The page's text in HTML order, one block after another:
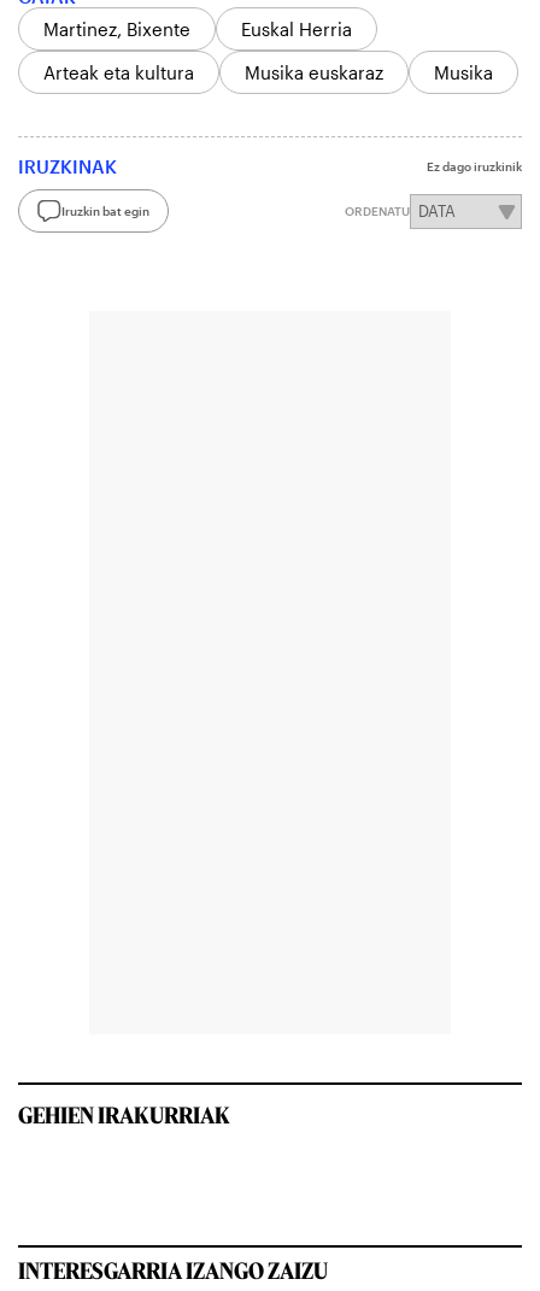
Martinez, Bixente
Euskal Herria
Arteak eta kultura
Musika euskaraz Musika
IRUZKINAK Ez dago iruzkinik
Iruzkin bat egin ORDENATU
GEHIEN IRAKURRIAK
INTERESGARRIA IZANGO ZAIZU